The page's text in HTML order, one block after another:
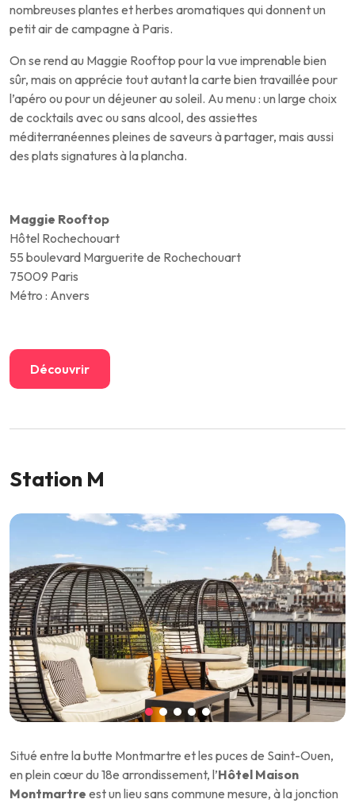
nombreuses plantes et herbes aromatiques qui donnent un
petit air de campagne à Paris.
On se rend au Maggie Rooftop pour la vue imprenable bien
sûr, mais on apprécie tout autant la carte bien travaillée pour
l’apéro ou pour un déjeuner au soleil. Au menu : un large choix
de cocktails avec ou sans alcool, des assiettes
méditerranéennes pleines de saveurs à partager, mais aussi
des plats signatures à la plancha.
Maggie Rooftop
Hôtel Rochechouart
55 boulevard Marguerite de Rochechouart
75009 Paris
Métro : Anvers
Découvrir
Station M
Situé entre la butte Montmartre et les puces de Saint-Ouen,
en plein cœur du 18e arrondissement, l’Hôtel Maison
Montmartre est un lieu sans commune mesure, à la jonction